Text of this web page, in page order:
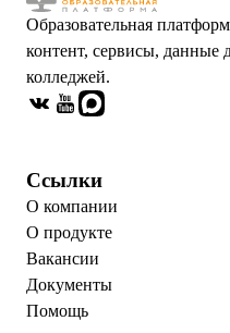
Образовательная
контент, сервисы, данные
колледжей.
Ссылки
О компании
О продукте
Вакансии
Документы
Помощь